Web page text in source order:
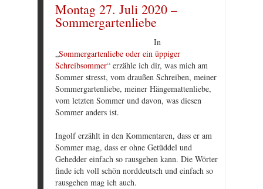
Montag 27. Juli 2020 –
Sommergartenliebe
In
„Sommergartenliebe oder ein üppiger
Schreibsommer“ erzähle ich dir, was mich am
Sommer stresst, vom draußen Schreiben, meiner
Sommergartenliebe, meiner Hängemattenliebe,
vom letzten Sommer und davon, was diesen
Sommer anders ist.
Ingolf erzählt in den Kommentaren, dass er am
Sommer mag, dass er ohne Getüddel und
Gehedder einfach so rausgehen kann. Die Wörter
finde ich voll schön norddeutsch und einfach so
rausgehen mag ich auch.